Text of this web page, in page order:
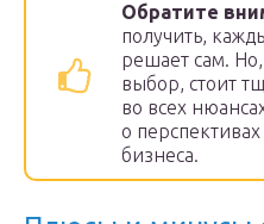
Обратите
получить,
решает сам.
выбор, стоит
во всех
о
бизнеса.